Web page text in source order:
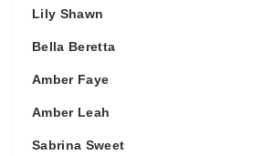
Lily Shawn
Bella Beretta
Amber Faye
Amber Leah
Sabrina Sweet